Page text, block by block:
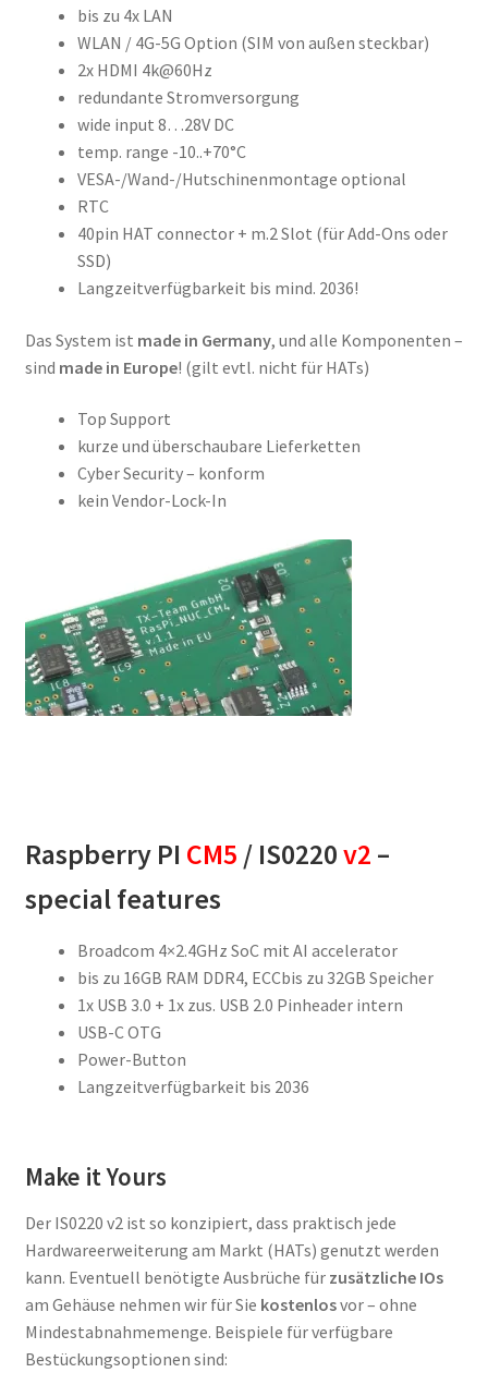
bis zu 4x LAN
WLAN / 4G-5G Option (SIM von außen steckbar)
2x HDMI 4k@60Hz
redundante Stromversorgung
wide input 8…28V DC
temp. range -10..+70°C
VESA-/Wand-/Hutschinenmontage optional
RTC
40pin HAT connector + m.2 Slot (für Add-Ons oder
SSD)
Langzeitverfügbarkeit bis mind. 2036!
Das System ist made in Germany, und alle Komponenten –
sind made in Europe! (gilt evtl. nicht für HATs)
Top Support
kurze und überschaubare Lieferketten
Cyber Security – konform
kein Vendor-Lock-In
Raspberry PI CM5 / IS0220v2 –
special features
Broadcom 4×2.4GHz SoC mit AI accelerator
bis zu 16GB RAM DDR4, ECCbis zu 32GB Speicher
1x USB 3.0 + 1x zus. USB 2.0 Pinheader intern
USB-C OTG
Power-Button
Langzeitverfügbarkeit bis 2036
Make it Yours
Der IS0220 v2 ist so konzipiert, dass praktisch jede
Hardwareerweiterung am Markt (HATs) genutzt werden
kann. Eventuell benötigte Ausbrüche für zusätzliche IOs
am Gehäuse nehmen wir für Sie kostenlosvor – ohne
Mindestabnahmemenge. Beispiele für verfügbare
Bestückungsoptionen sind: